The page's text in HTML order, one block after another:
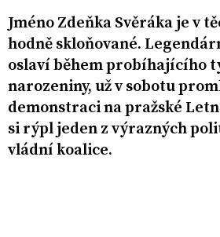
Jméno Zdeňka Svěráka je v
hodně skloňované.
oslaví během probíhajícího
narozeniny, už v sobotu
demonstraci na pražské
si rýpl jeden z výrazných
vládní koalice.